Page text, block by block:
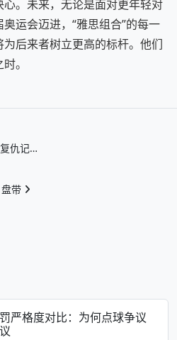
。未来，无论是面对更年轻对
运会迈进，“雅思组合”的每一
后来者树立更高的标杆。他们
。
仇记…
带
严格度对比：为何点球争议